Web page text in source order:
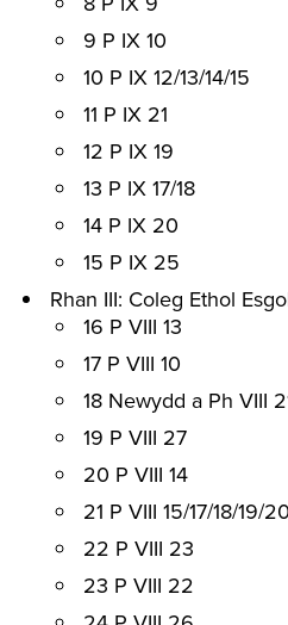
9 P IX 10
10 P IX 12/13/14/15
11 P IX 21
12 P IX 19
13 P IX 17/18
14 P IX 20
15 P IX 25
Rhan III: Coleg Ethol
16 P VIII 13
17 P VIII 10
18 Newydd a Ph VIII
19 P VIII 27
20 P VIII 14
21 P VIII 15/17/18/19/20
22 P VIII 23
23 P VIII 22